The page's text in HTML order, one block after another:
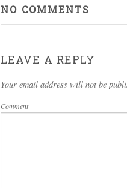
NO COMMENTS
LEAVE A REPLY
Your email address will not be
Comment